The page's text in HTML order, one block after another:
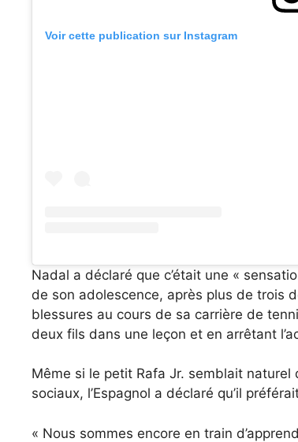
Voir cette publication sur Instagram
Nadal a déclaré que c’était une «
de son adolescence, après plus de trois
blessures au cours de sa carrière de
deux fils dans une leçon et en arrêtant
Même si le petit Rafa Jr. semblait
sociaux, l’Espagnol a déclaré qu’il
« Nous sommes encore en train